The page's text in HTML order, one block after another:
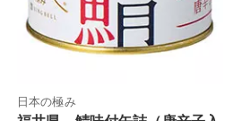
日本の極み